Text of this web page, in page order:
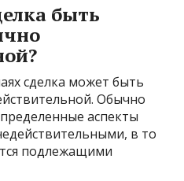
быть
сделка может быть
Обычно
аспекты
в то
подлежащими